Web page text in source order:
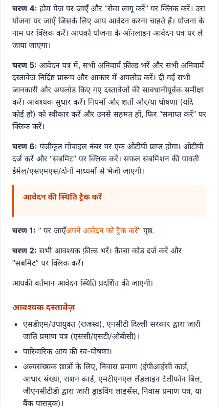
चरण 4: होम पेज पर जाएँ और “सेवा लागू करें” पर क्लिक करें। उस
योजना पर जाएँ जिसके लिए आप आवेदन करना चाहते हैं। योजना के
नाम पर क्लिक करें। आपको योजना के ऑनलाइन आवेदन पत्र पर ले
जाया जाएगा।
चरण 5: आवेदन पत्र में, सभी अनिवार्य फ़ील्ड भरें और सभी अनिवार्य
दस्तावेज़ निर्दिष्ट प्रारूप और आकार में अपलोड करें। दी गई सभी
जानकारी और अपलोड किए गए दस्तावेज़ों की सावधानीपूर्वक समीक्षा
करें। आवश्यक सुधार करें। नियमों और शर्तों और/या घोषणा (यदि
कोई हो) को स्वीकार करें और उनसे सहमत हों, फिर “समाप्त करें” पर
क्लिक करें।
चरण 6: पंजीकृत मोबाइल नंबर पर एक ओटीपी प्राप्त होगा। ओटीपी
दर्ज करें और “सबमिट” पर क्लिक करें। सफल सबमिशन की पावती
ईमेल/एसएमएस/दोनों माध्यमों से भेजी जाएगी।
आवेदन की स्थिति ट्रैक करें
चरण 1: ” पर जाएँअपने आवेदन को ट्रैक करें” पृष्ठ.
चरण 2: सभी आवश्यक फ़ील्ड भरें। कैप्चा कोड दर्ज करें और
“सबमिट” पर क्लिक करें।
आपकी वर्तमान आवेदन स्थिति प्रदर्शित की जाएगी।
आवश्यक दस्तावेज़
एसडीएम/उपायुक्त (राजस्व), एनसीटी दिल्ली सरकार द्वारा जारी
जाति प्रमाण पत्र (एससी/एसटी/ओबीसी)।
पारिवारिक आय की स्व-घोषणा।
अल्पसंख्यक छात्रों के लिए, निवास प्रमाण (ईपीआईसी कार्ड,
आधार संख्या, राशन कार्ड, एमटीएनएल लैंडलाइन टेलीफोन बिल,
जीएनसीटीडी द्वारा जारी ड्राइविंग लाइसेंस, निवास प्रमाण पत्र, या
बैंक पासबुक)।